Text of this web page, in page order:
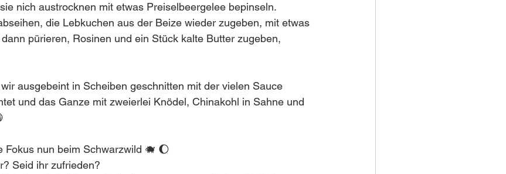
nich austrocknen mit etwas Preiselbeergelee bepinseln.
die Lebkuchen aus der Beize wieder zugeben, mit etwas
pürieren, Rosinen und ein Stück kalte Butter zugeben,
ausgebeint in Scheiben geschnitten mit der vielen Sauce
und das Ganze mit zweierlei Knödel, Chinakohl in Sahne und
Fokus nun beim Schwarzwild 🐗 🌔
Seid ihr zufrieden?